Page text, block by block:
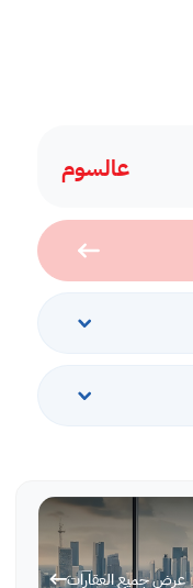
عالسوم
عرض جميع العقارات